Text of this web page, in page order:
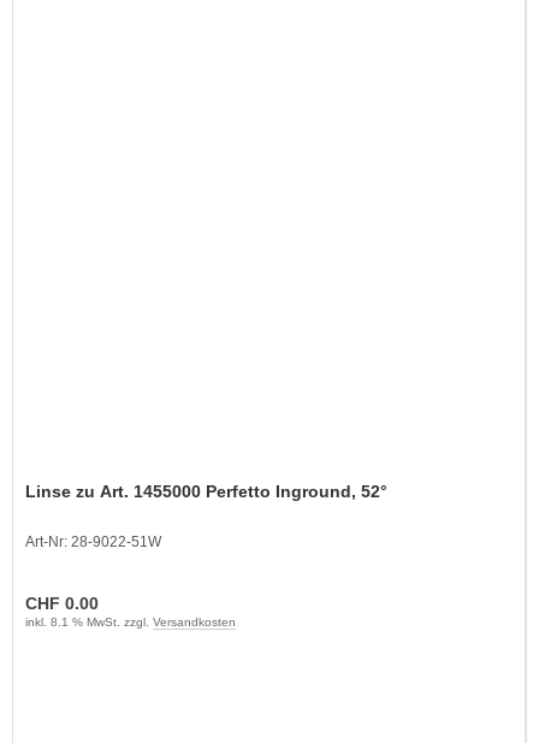
Linse zu Art. 1455000 Perfetto Inground, 52°
Art-Nr: 28-9022-51W
CHF 0.00
inkl. 8.1 % MwSt. zzgl. Versandkosten